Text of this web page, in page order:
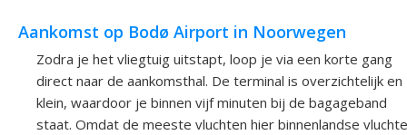
Aankomst op Bodø Airport in Noorwegen
Zodra je het vliegtuig uitstapt, loop je via een korte gang
direct naar de aankomsthal. De terminal is overzichtelijk en
klein, waardoor je binnen vijf minuten bij de bagageband
staat. Omdat de meeste vluchten hier binnenlandse